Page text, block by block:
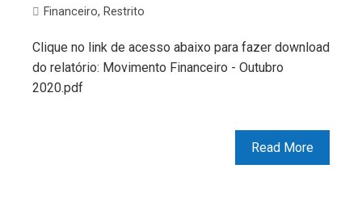
Financeiro, Restrito
Clique no link de acesso abaixo para fazer download
do relatório: Movimento Financeiro - Outubro
2020.pdf
Read More